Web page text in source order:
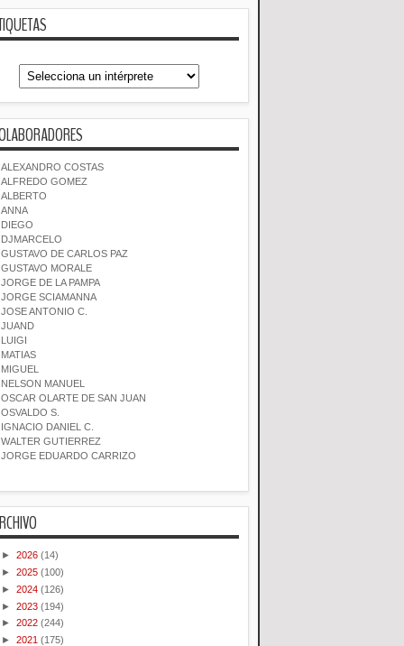
ALEXANDRO COSTAS
ALFREDO GOMEZ
ALBERTO
ANNA
DIEGO
DJMARCELO
GUSTAVO DE CARLOS PAZ
GUSTAVO MORALE
JORGE DE LA PAMPA
JORGE SCIAMANNA
JOSE ANTONIO C.
JUAND
LUIGI
MATIAS
MIGUEL
NELSON MANUEL
OSCAR OLARTE DE SAN JUAN
OSVALDO S.
IGNACIO DANIEL C.
WALTER GUTIERREZ
JORGE EDUARDO CARRIZO
► 2026 (14)
► 2025 (100)
► 2024 (126)
► 2023 (194)
► 2022 (244)
► 2021 (175)